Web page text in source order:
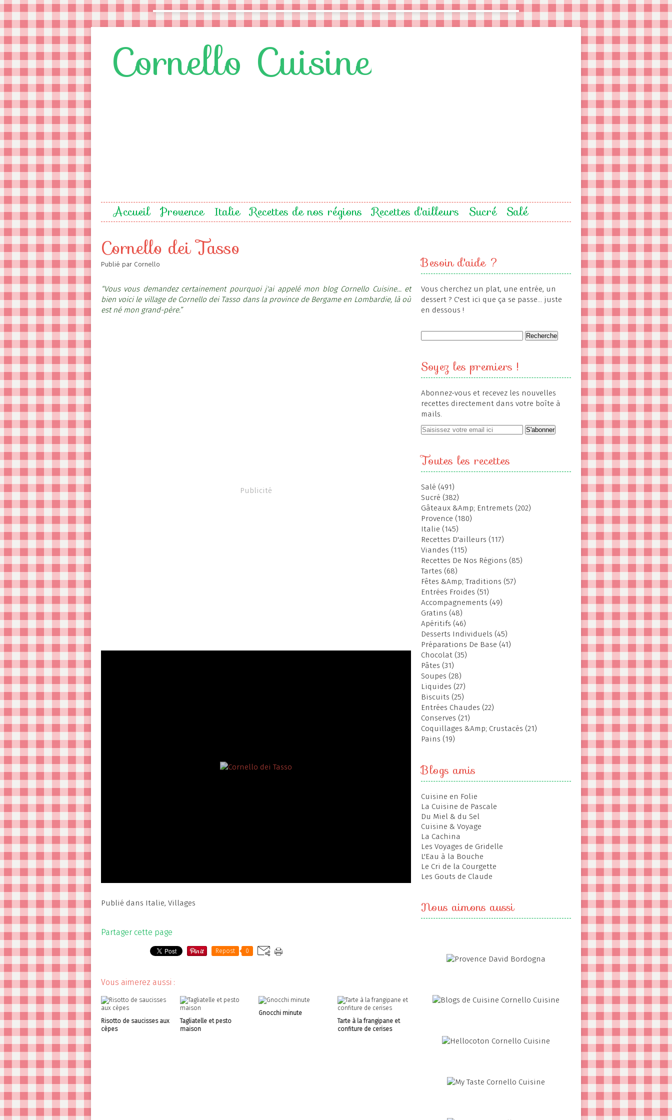
Cornello Cuisine
Accueil Provence Italie Recettes de nos régions Recettes d'ailleurs Sucré Salé
Cornello dei Tasso
Publié par Cornello
“Vous vous demandez certainement pourquoi j'ai appelé mon blog Cornello Cuisine... et
bien voici le village de Cornello dei Tasso dans la province de Bergame en Lombardie, là où
est né mon grand-père.”
Publicité
Publié dans Italie, Villages
Partager cette page
Repost 0
Vous aimerez aussi :
Risotto de saucisses aux
cèpes
Tagliatelle et pesto
maison
Gnocchi minute
Tarte à la frangipane et
confiture de cerises
Besoin d'aide ?
Vous cherchez un plat, une entrée, un
dessert ? C'est ici que ça se passe... juste
en dessous !
Soyez les premiers !
Abonnez-vous et recevez les nouvelles
recettes directement dans votre boîte à
mails.
Toutes les recettes
Salé (491)
Sucré (382)
Gâteaux &Amp; Entremets (202)
Provence (180)
Italie (145)
Recettes D'ailleurs (117)
Viandes (115)
Recettes De Nos Régions (85)
Tartes (68)
Fêtes &Amp; Traditions (57)
Entrées Froides (51)
Accompagnements (49)
Gratins (48)
Apéritifs (46)
Desserts Individuels (45)
Préparations De Base (41)
Chocolat (35)
Pâtes (31)
Soupes (28)
Liquides (27)
Biscuits (25)
Entrées Chaudes (22)
Conserves (21)
Coquillages &Amp; Crustacés (21)
Pains (19)
Blogs amis
Cuisine en Folie
La Cuisine de Pascale
Du Miel & du Sel
Cuisine & Voyage
La Cachina
Les Voyages de Gridelle
L'Eau à la Bouche
Le Cri de la Courgette
Les Gouts de Claude
Nous aimons aussi